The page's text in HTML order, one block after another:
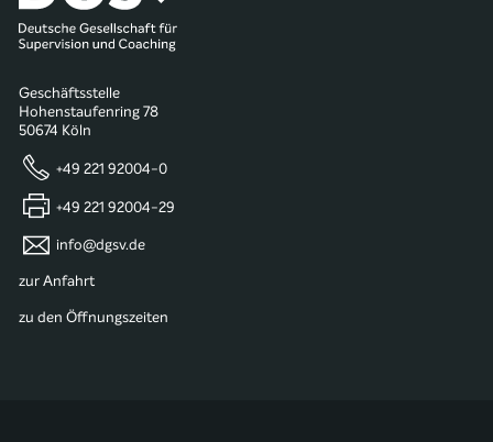
Geschäftsstelle
Hohenstaufenring 78
50674 Köln
+49 221 92004-0
+49 221 92004-29
info@dgsv.de
zur Anfahrt
zu den Öffnungszeiten